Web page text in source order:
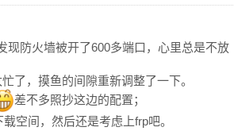
现防火墙被开了600多端口，心里总是不放
了，摸鱼的间隙重新调整了一下。
差不多照抄这边的配置；
空间，然后还是考虑上frp吧。